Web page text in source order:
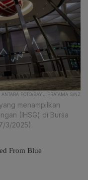
ANTARA FOTO/BAYU PRATAMA S/NZ
menampilkan
(IHSG) di Bursa
3/2025).